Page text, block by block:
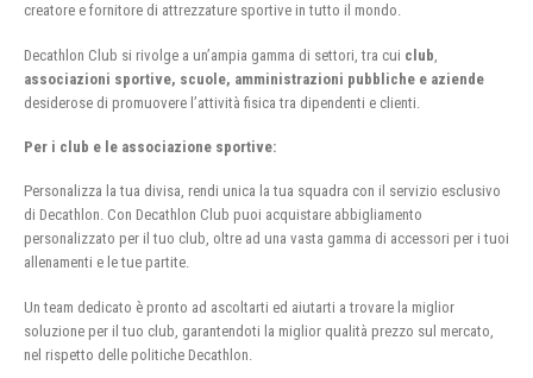
creatore e fornitore di attrezzature sportive in tutto il mondo.
Decathlon Club si rivolge a un’ampia gamma di settori, tra cui club
associazioni sportive, scuole, amministrazioni pubbliche e aziende
desiderose di promuovere l’attività fisica tra dipendenti e clienti.
Per i club e le associazione sportive:
Personalizza la tua divisa, rendi unica la tua squadra con il servizio esclusivo
di Decathlon. Con Decathlon Club puoi acquistare abbigliamento
personalizzato per il tuo club, oltre ad una vasta gamma di accessori per i tuoi
allenamenti e le tue partite.
Un team dedicato è pronto ad ascoltarti ed aiutarti a trovare la miglior
soluzione per il tuo club, garantendoti la miglior qualità prezzo sul mercato,
nel rispetto delle politiche Decathlon.